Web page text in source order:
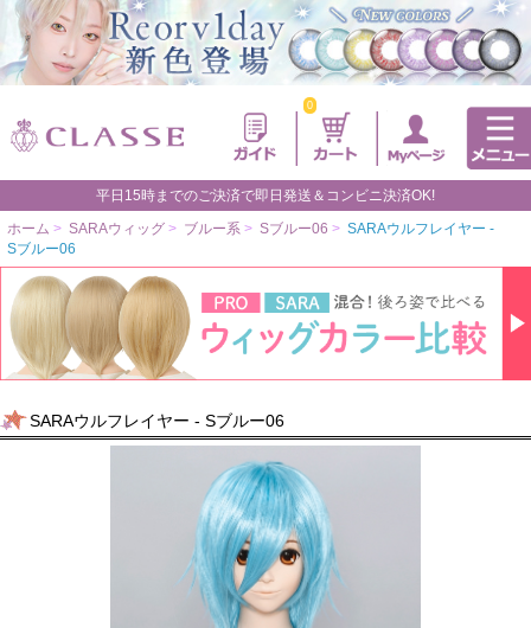
0
平日15時までのご決済で即日発送＆コンビニ決済OK!
ホーム > SARAウィッグ > ブルー系 > Sブルー06 > SARAウルフレイヤー -
Sブルー06
SARAウルフレイヤー - Sブルー06